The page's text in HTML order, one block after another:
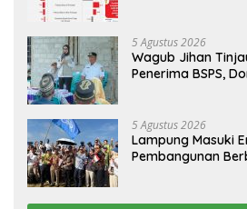
5 Agustus 2026
Wagub Jihan
Penerima BSPS,
5 Agustus 2026
Lampung Masuki
Pembangunan